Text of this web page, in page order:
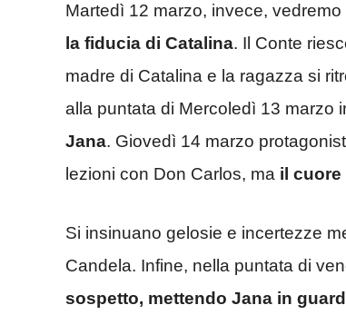
Martedì 12 marzo, invece, vedremo
la fiducia di Catalina. Il Conte
madre di Catalina e la ragazza si
alla puntata di Mercoledì 13 marzo
Jana. Giovedì 14 marzo
lezioni con Don Carlos, ma il cuore
Si insinuano gelosie e incertezze
Candela. Infine, nella puntata di
sospetto, mettendo Jana in